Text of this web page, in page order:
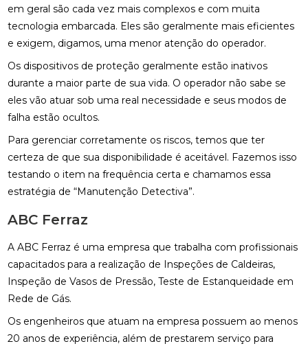
em geral são cada vez mais complexos e com muita
tecnologia embarcada. Eles são geralmente mais eficientes
e exigem, digamos, uma menor atenção do operador.
Os dispositivos de proteção geralmente estão inativos
durante a maior parte de sua vida. O operador não sabe se
eles vão atuar sob uma real necessidade e seus modos de
falha estão ocultos.
Para gerenciar corretamente os riscos, temos que ter
certeza de que sua disponibilidade é aceitável. Fazemos isso
testando o item na frequência certa e chamamos essa
estratégia de “Manutenção Detectiva”.
ABC Ferraz
A ABC Ferraz é uma empresa que trabalha com profissionais
capacitados para a realização de Inspeções de Caldeiras,
Inspeção de Vasos de Pressão, Teste de Estanqueidade em
Rede de Gás.
Os engenheiros que atuam na empresa possuem ao menos
20 anos de experiência, além de prestarem serviço para